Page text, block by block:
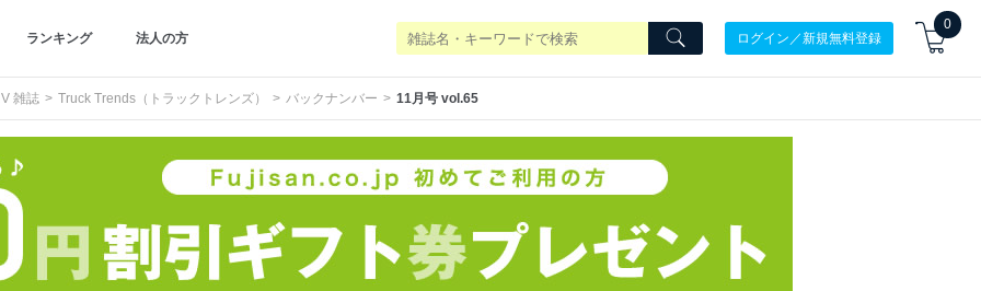
ランキング 法人の方 ログイン／新規無料登録
0
雑誌 Truck Trends（トラックトレンズ） バックナンバー 11月号 vol.65